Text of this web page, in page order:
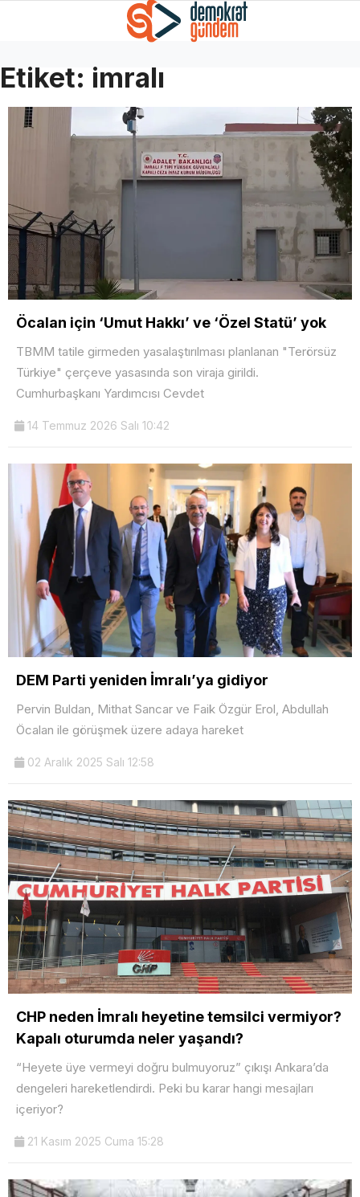
Etiket: imralı
Öcalan için ‘Umut Hakkı’ ve ‘Özel Statü’ yok
TBMM tatile girmeden yasalaştırılması planlanan "Terörsüz
Türkiye" çerçeve yasasında son viraja girildi.
Cumhurbaşkanı Yardımcısı Cevdet
14 Temmuz 2026 Salı 10:42
DEM Parti yeniden İmralı’ya gidiyor
Pervin Buldan, Mithat Sancar ve Faik Özgür Erol, Abdullah
Öcalan ile görüşmek üzere adaya hareket
02 Aralık 2025 Salı 12:58
CHP neden İmralı heyetine temsilci vermiyor?
Kapalı oturumda neler yaşandı?
“Heyete üye vermeyi doğru bulmuyoruz” çıkışı Ankara’da
dengeleri hareketlendirdi. Peki bu karar hangi mesajları
içeriyor?
21 Kasım 2025 Cuma 15:28